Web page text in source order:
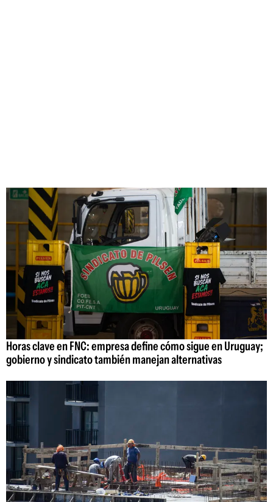
Horas clave en FNC: empresa define cómo sigue en Uruguay;
gobierno y sindicato también manejan alternativas